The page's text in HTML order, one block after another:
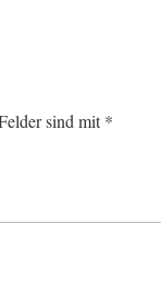
sind mit*